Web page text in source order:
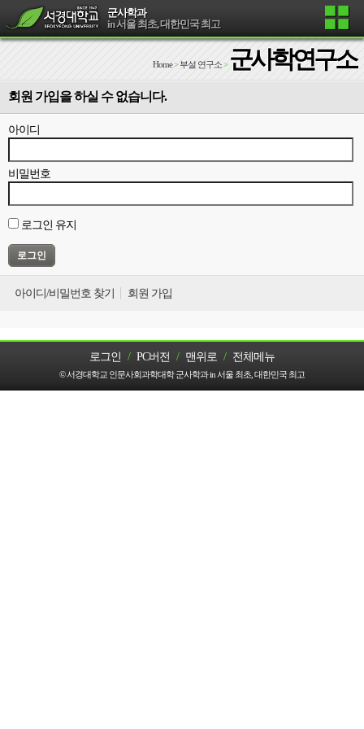
군사학과
in 서울 최초, 대한민국 최고
Home>부설 연구소> 군사학연구소
회원 가입을 하실 수 없습니다.
아이디
비밀번호
로그인 유지
아이디/비밀번호 찾기 회원 가입
로그인 / PC버전 / 맨위로 / 전체메뉴
© 서경대학교 인문사회과학대학 군사학과 in 서울 최초, 대한민국 최고